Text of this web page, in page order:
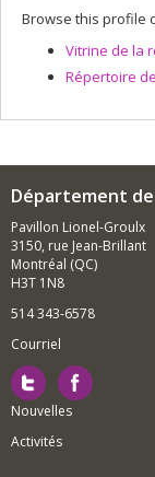
Browse this profile
Vitrine de la
Répertoire
Département
Pavillon Lionel-Groulx
3150, rue Jean-Brillant
Montréal (QC)
H3T 1N8
514 343-6578
Courriel
Nouvelles
Activités